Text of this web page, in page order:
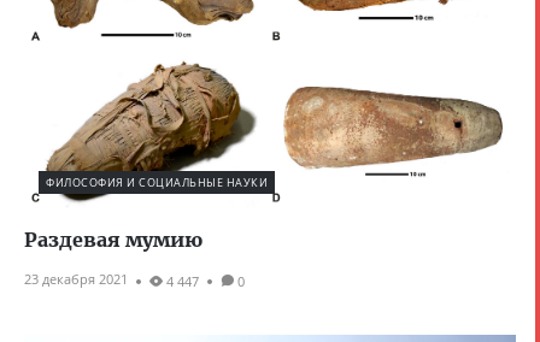
ФИЛОСОФИЯ И СОЦИАЛЬНЫЕ НАУКИ
Раздевая мумию
23 декабря 2021 4 447 0